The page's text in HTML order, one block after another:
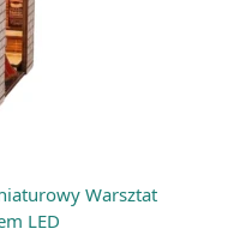
Warsztat
LED